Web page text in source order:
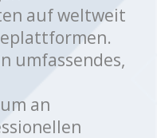
auf weltweit
umfassendes,
an